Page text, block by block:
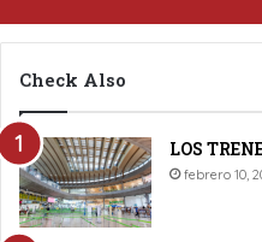
Check Also
LOS
febrero 10,